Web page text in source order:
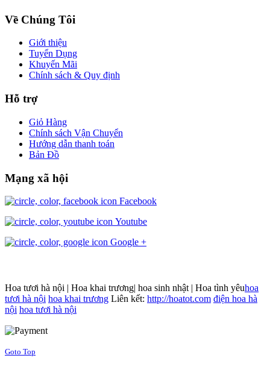
Về Chúng Tôi
Giới thiệu
Tuyển Dụng
Khuyến Mãi
Chính sách & Quy định
Hỗ trợ
Giỏ Hàng
Chính sách Vận Chuyển
Hướng dẫn thanh toán
Bản Đồ
Mạng xã hội
Facebook
Youtube
Google +
Hoa tươi hà nội | Hoa khai trương| hoa sinh nhật | Hoa tình yêuhoa
tươi hà nội hoa khai trương Liên kết: http://hoatot.com điện hoa hà
nội hoa tươi hà nội
Goto Top